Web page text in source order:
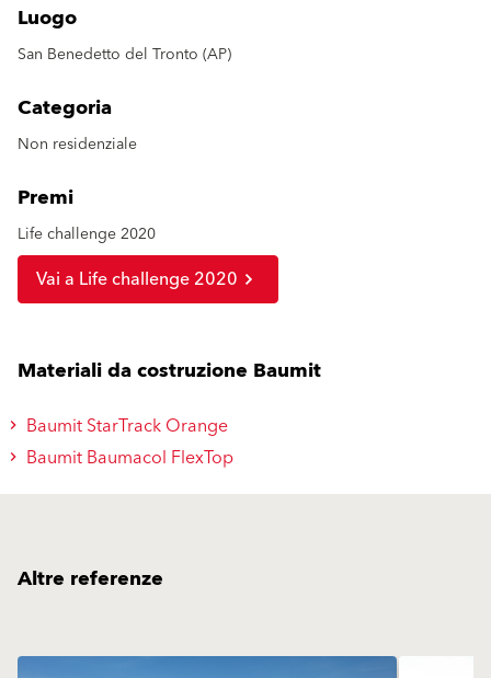
Luogo
San Benedetto del Tronto (AP)
Categoria
Non residenziale
Premi
Life challenge 2020
Vai a Life challenge 2020
Materiali da costruzione Baumit
Baumit StarTrack Orange
Baumit Baumacol FlexTop
Altre referenze